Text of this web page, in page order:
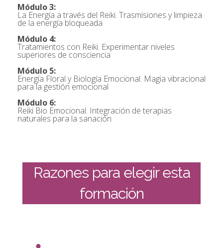
Módulo 3:
La Energía a través del Reiki. Trasmisiones y limpieza
de la energía bloqueada
Módulo 4:
Tratamientos con Reiki. Experimentar niveles
superiores de consciencia
Módulo 5:
Energía Floral y Biología Emocional. Magia vibracional
para la gestión emocional
Módulo 6:
Reiki Bio Emocional. Integración de terapias
naturales para la sanación
Razones para elegir esta
formación